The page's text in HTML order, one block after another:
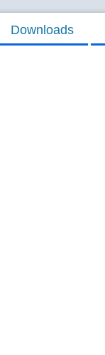
Downloads